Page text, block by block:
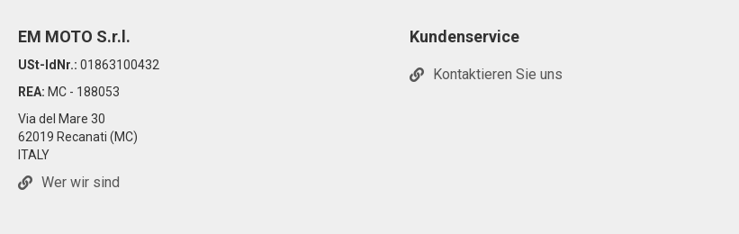
EM MOTO S.r.l.
USt-IdNr.: 01863100432
REA: MC - 188053
Via del Mare 30
62019 Recanati (MC)
ITALY
Wer wir sind
Kundenservice
Kontaktieren Sie uns